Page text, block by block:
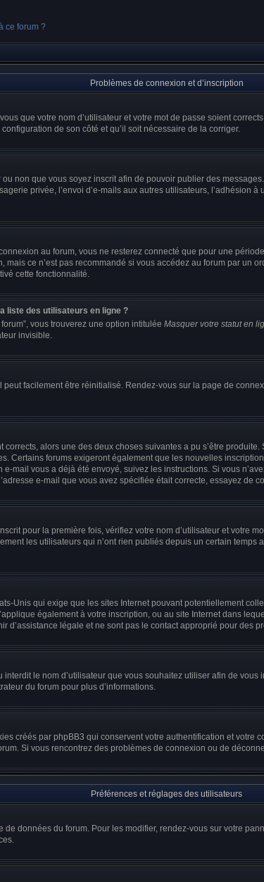
ce forum ?
Problèmes de connexion et d’inscription
que votre nom d’utilisateur et votre mot de passe soient
de son côté et qu’il soit nécessaire de la corriger.
non que vous soyez inscrit afin de pouvoir publier des
privée, l’envoi d’e-mails aux autres utilisateurs, l’adhésion
au forum, vous ne resterez connecté que pour une
ce n’est pas recommandé si vous accédez au forum par un
cette fonctionnalité.
liste des utilisateurs en ligne ?
vous trouverez une option intitulée Masquer votre statut en
invisible.
facilement être réinitialisé. Rendez-vous sur la page de
corrects, alors une des deux choses suivantes a pu s’être
Certains forums exigeront également que les nouvelles
mail vous a déjà été envoyé, suivez les instructions. Si vous
e-mail que vous avez spécifiée était correcte, essayez de
pour la première fois, vérifiez votre nom d’utilisateur et votre
les utilisateurs qui n’ont rien publiés depuis un certain
Unis qui exige que les sites Internet pouvant potentiellement
également à votre inscription, ou au site Internet dans
d’assistance légale et ne sont pas le contact approprié pour des
le nom d’utilisateur que vous souhaitez utiliser afin de
du forum pour plus d’informations.
créés par phpBB3 qui conservent votre authentification et
Si vous rencontrez des problèmes de connexion ou de
Préférences et réglages des utilisateurs
données du forum. Pour les modifier, rendez-vous sur votre